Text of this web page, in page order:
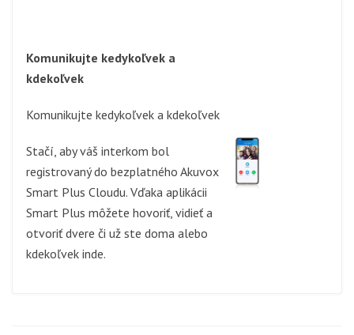
Komunikujte kedykoľvek a
kdekoľvek
Komunikujte kedykoľvek a kdekoľvek
Stačí, aby váš interkom bol
registrovaný do bezplatného Akuvox
Smart Plus Cloudu. Vďaka aplikácii
Smart Plus môžete hovoriť, vidieť a
otvoriť dvere či už ste doma alebo
kdekoľvek inde.